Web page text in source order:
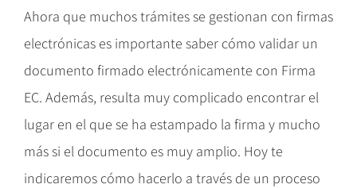
Ahora que muchos trámites se gestionan con firmas
electrónicas es importante saber cómo validar un
documento firmado electrónicamente con Firma
EC. Además, resulta muy complicado encontrar el
lugar en el que se ha estampado la firma y mucho
más si el documento es muy amplio. Hoy te
indicaremos cómo hacerlo a través de un proceso